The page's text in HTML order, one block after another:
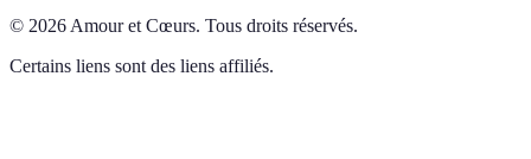
© 2026 Amour et Cœurs. Tous droits réservés.
Certains liens sont des liens affiliés.